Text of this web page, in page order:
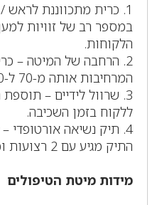
1. כרית מתכווננת
במספר רב של זוויות
הלקוחות.
2. הרחבה של המיטה –
המרחיבות אותה מ-70 ל-90 ס"מ.
3. שרוול לידיים –
ללקוח בזמן השכיבה.
4. תיק נשיאה אורטופדי
התיק מגיע עם 2 רצועות וכיס.
מידות מיטת הטיפולים